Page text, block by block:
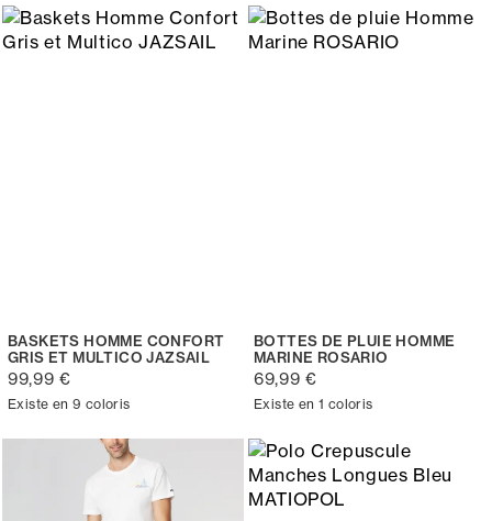
BASKETS HOMME CONFORT
GRIS ET MULTICO JAZSAIL
99,99 €
Existe en 9 coloris
BOTTES DE PLUIE HOMME
MARINE ROSARIO
69,99 €
Existe en 1 coloris